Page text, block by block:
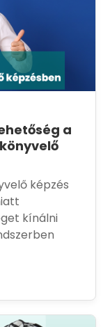
a
képzés
kínálni